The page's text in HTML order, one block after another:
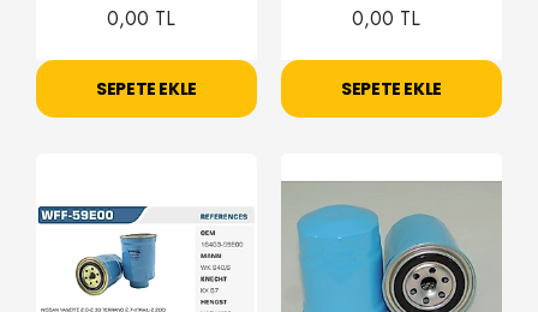
0,00 TL
SEPETE EKLE
0,00 TL
SEPETE EKLE